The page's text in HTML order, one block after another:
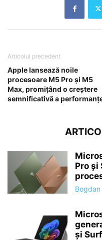
Articolul precedent
Apple lansează noile
procesoare M5 Pro și M5
Max, promițând o creștere
semnificativă a
Pro și
Bogdan
și